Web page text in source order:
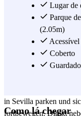
dieses Aussa-
der Park José
Parkplatz neben dem
brauchen, da er sich in
mathematischen
hinaus können Sie
in Sevilla parken und
fortbewegen. Direkt
Lugar de
Parque
(2.05m)
Coberto
Guardado
Como lá chegar